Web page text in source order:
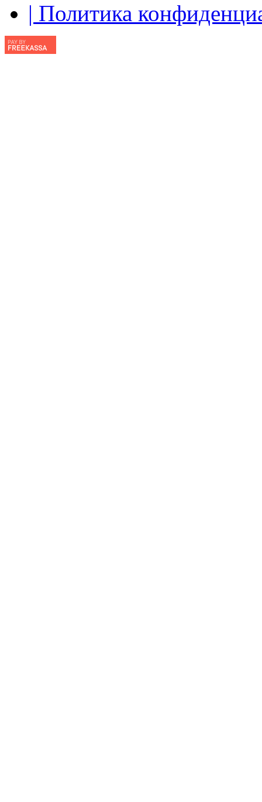
| Политика